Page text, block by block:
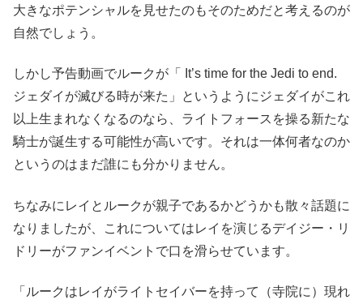
大きなポテンシャルを見せたのもそのためだと考えるのが
自然でしょう。
しかし予告動画でルークが「 It’s time for the Jedi to end.
ジェダイが滅びる時が来た」というようにジェダイがこれ
以上生まれなくなるのなら、ライトフォースを操る新たな
騎士が誕生する可能性が高いです。それは一体何者なのか
というのはまだ誰にも分かりません。
ちなみにレイとルークが親子であるかどうかも散々話題に
なりましたが、これについてはレイを演じるデイジー・リ
ドリーがファンイベントで口を滑らせています。
「ルークはレイがライトセイバーを持って（寺院に）現れ